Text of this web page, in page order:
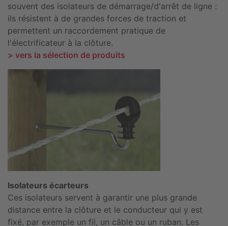
souvent des isolateurs de démarrage/d'arrêt de ligne :
ils résistent à de grandes forces de traction et
permettent un raccordement pratique de
l'électrificateur à la clôture.
> vers la sélection de produits
Isolateurs écarteurs
Ces isolateurs servent à garantir une plus grande
distance entre la clôture et le conducteur qui y est
fixé, par exemple un fil, un câble ou un ruban. Les